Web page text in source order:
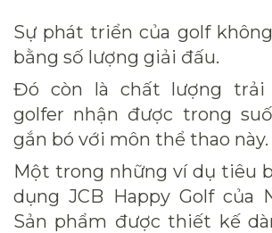
Sự phát triển của golf
bằng số lượng giải đấu.
Đó còn là chất lượng trải
golfer nhận được trong
gắn bó với môn thể thao này.
Một trong những ví dụ tiêu
dụng JCB Happy Golf của
Sản phẩm được thiết kế